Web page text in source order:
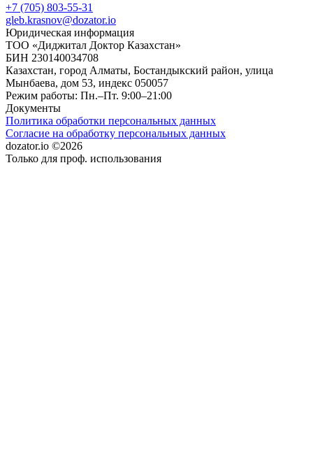
+7 (705) 803-55-31
gleb.krasnov@dozator.io
Юридическая информация
ТОО «Диджитал Доктор Казахстан»
БИН 230140034708
Казахстан, город Алматы, Бостандыкский район, улица
Мынбаева, дом 53, индекс 050057
Режим работы: Пн.–Пт. 9:00–21:00
Документы
Политика обработки персональных данных
Согласие на обработку персональных данных
dozator.io ©2026
Только для проф. использования